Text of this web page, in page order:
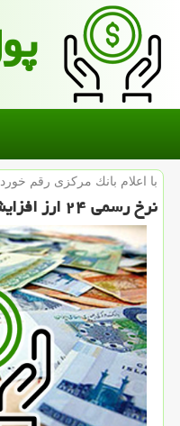
با اعلام بانك مركزی رقم خورد
نرخ رسمی ۲۴ ارز افزایش پیدا كرد، دلار ثابت ماند